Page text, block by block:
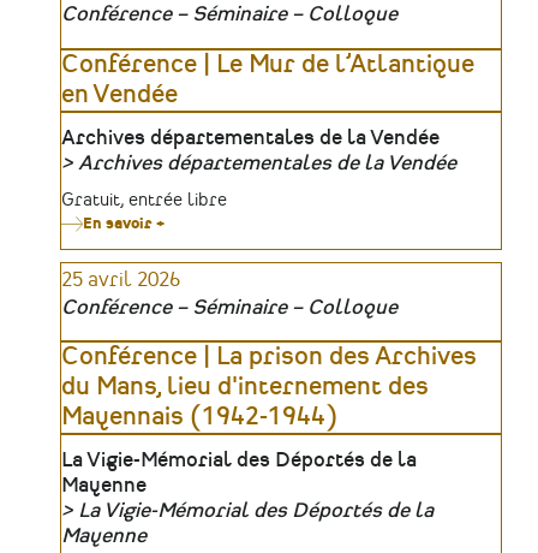
l'autre
inauguration
de
la
nouvelle
scénographie
Conférence – Séminaire – Colloque
Conférence | Le Mur de l’Atlantique
en Vendée
Lieu
Archives départementales de la Vendée
Organisateur
Archives départementales de la Vendée
Tarifs
Gratuit, entrée libre
En savoir +
|
Le
de
en
Vendée
25 avril 2026
Conférence – Séminaire – Colloque
Conférence | La prison des Archives
du Mans, lieu d'internement des
Mayennais (1942-1944)
Lieu
La Vigie-Mémorial des Déportés de la
Mayenne
Organisateur
La Vigie-Mémorial des Déportés de la
Mayenne